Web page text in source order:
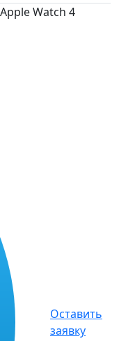
Watch 4
Оставить
заявку